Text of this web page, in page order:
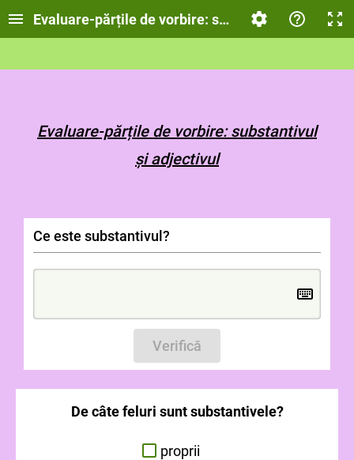
Evaluare-părțile de vorbire: substantivul și
Evaluare-părțile de vorbire: substantivul
și adjectivul
Ce este substantivul?
Verifică
De câte feluri sunt substantivele?
proprii